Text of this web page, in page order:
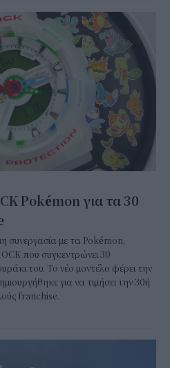
Pokémon για τα 30
συνεργασία με τα Pokémon,
που συγκεντρώνει 30
του. Το νέο μοντέλο φέρει την
για να τιμήσει την 30ή
franchise.